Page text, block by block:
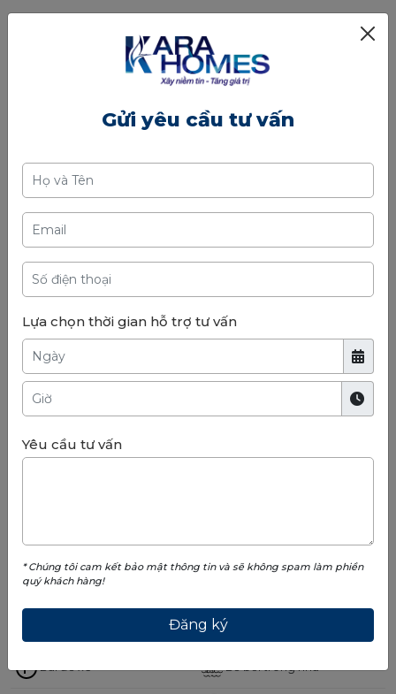
TIỆN ÍCH
THẾ GIỚI TIỆN ÍCH TINH TẾ DÀNH RIÊNG CHO CƯ DÂN :
Bãi để xe Bể bơi trong nhà
Gửi yêu cầu tư vấn
Lựa chọn thời gian hỗ trợ tư vấn
Yêu cầu tư vấn
* Chúng tôi cam kết bảo mật thông tin và sẽ không spam làm phiền
quý khách hàng!